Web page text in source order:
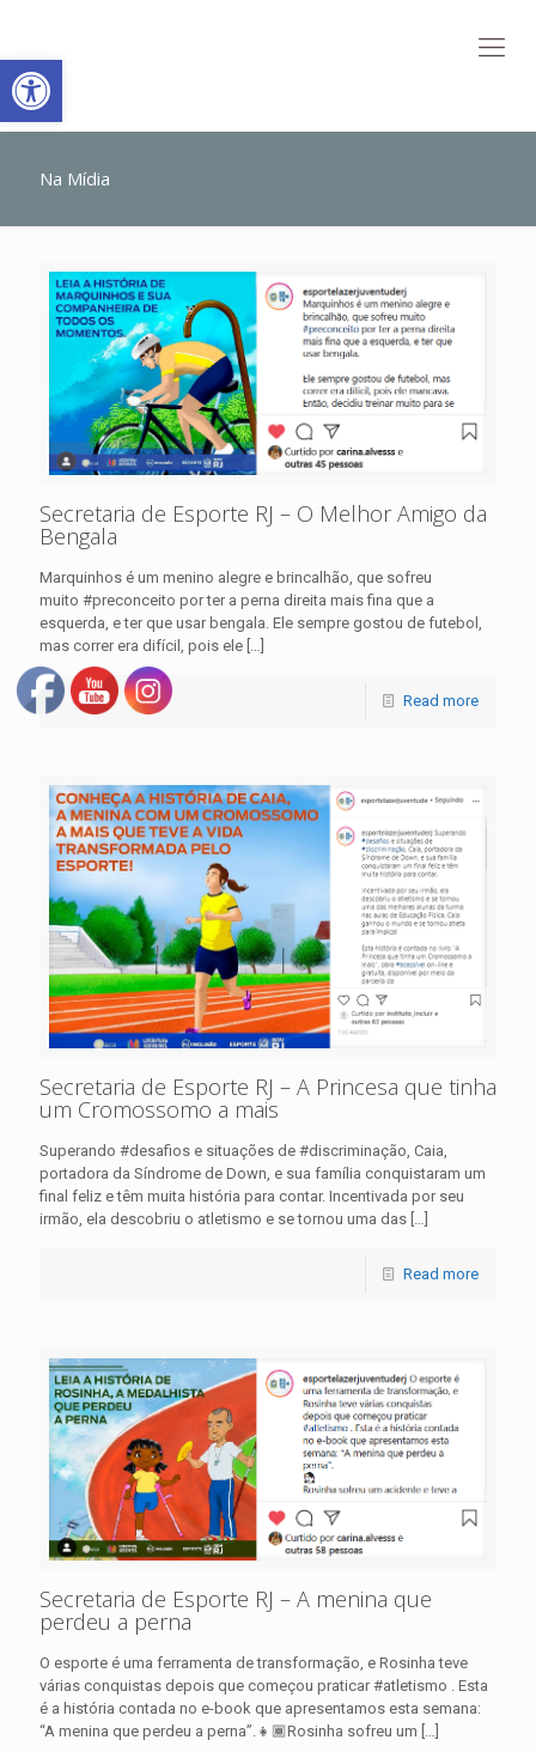
Abrir a barra de ferramentas
Na Mídia
Secretaria de Esporte RJ – O Melhor Amigo da
Bengala
Marquinhos é um menino alegre e brincalhão, que sofreu
muito #preconceito por ter a perna direita mais fina que a
esquerda, e ter que usar bengala. Ele sempre gostou de futebol,
mas correr era difícil, pois ele
Read more
Secretaria de Esporte RJ – A Princesa que tinha
um Cromossomo a mais
Superando #desafios e situações de #discriminação, Caia,
portadora da Síndrome de Down, e sua família conquistaram um
final feliz e têm muita história para contar. Incentivada por seu
irmão, ela descobriu o atletismo e se tornou uma das
Read more
Secretaria de Esporte RJ – A menina que
perdeu a perna
O esporte é uma ferramenta de transformação, e Rosinha teve
várias conquistas depois que começou praticar #atletismo . Esta
é a história contada no e-book que apresentamos esta semana:
“A menina que perdeu a perna”.👧🏾Rosinha sofreu um […]